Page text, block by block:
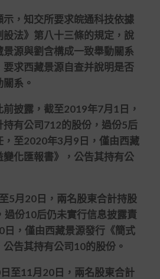
，知交所要求皖通科技依據
設法》第八十三條的規定，說
景源與劉含構成一致舉動關系
求西藏景源自查并說明是否
系。
披露，截至2019年7月1日，
持有公司712的股份，過份5后
，至2020年3月9日，僅由西藏
化匯報書》，公告其持有公
月20日，兩名股東合計持股
過份10后仍未實行信息披露責
，僅由西藏景源發行《簡式
告其持有公司10的股份。
11月20日，兩名股東合計